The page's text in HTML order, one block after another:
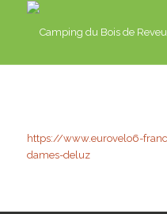
https://www.eurovelo6-
dames-deluz